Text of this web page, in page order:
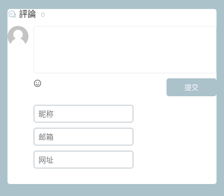
評論 0
提交